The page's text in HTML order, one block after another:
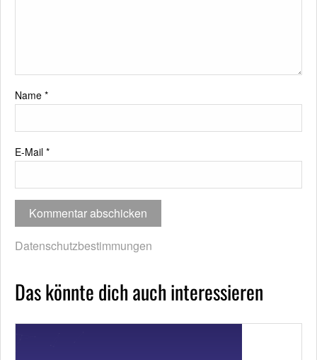
Name *
E-Mail *
Datenschutzbestimmungen
Das könnte dich auch interessieren